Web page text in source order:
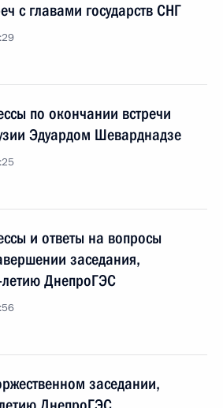
с главами государств СНГ
по окончании встречи
Эдуардом Шеварднадзе
и ответы на вопросы
заседания,
ДнепроГЭС
заседании,